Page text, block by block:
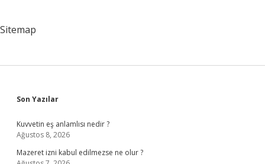
Sitemap
Sidebar
Son Yazılar
Kuvvetin eş anlamlısı nedir ?
Ağustos 8, 2026
Mazeret izni kabul edilmezse ne olur ?